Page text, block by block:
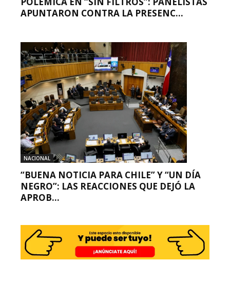
APUNTARON CONTRA LA PRESENC...
NACIONAL
“BUENA NOTICIA PARA CHILE” Y “UN DÍA
NEGRO”: LAS REACCIONES QUE DEJÓ LA
APROB...